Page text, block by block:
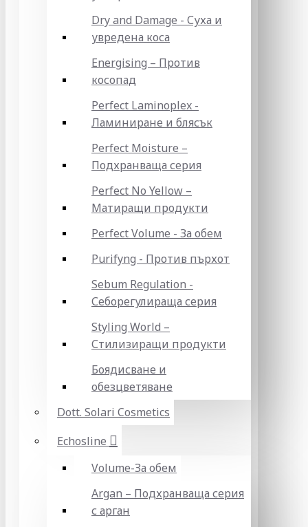
Dry and Damage - Суха и
увредена коса
Energising – Против
косопад
Perfect Laminoplex -
Ламиниране и блясък
Perfect Moisture –
Подхранваща серия
Perfect No Yellow –
Матиращи продукти
Perfect Volume - За обем
Purifyng - Против пърхот
Sebum Regulation -
Себорегулираща серия
Styling World –
Стилизиращи продукти
Боядисване и
обезцветяване
Dott. Solari Cosmetics
Echosline
Volume-За обем
Argan – Подхранваща серия
с арган